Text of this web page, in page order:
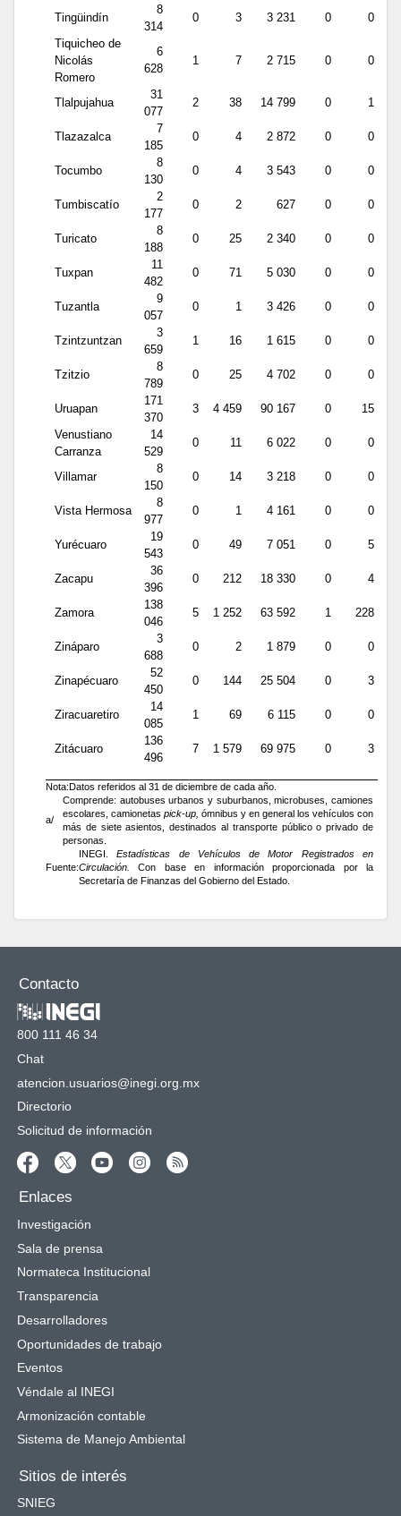
Tingüindín
8
314
0 3 3 231 0
0
Tiquicheo de
Nicolás
Romero
6
628
1 7 2 715 0 0
Tlalpujahua
31
077
2 38 14 799 0 1
Tlazazalca
7
185
0 4 2 872 0 0
Tocumbo
8
130
0 4 3 543 0 0
Tumbiscatío
2
177
0 2 627 0 0
Turicato
8
188
0 25 2 340 0 0
Tuxpan
11
482
0 71 5 030 0 0
Tuzantla
9
057
0 1 3 426 0 0
Tzintzuntzan
3
659
1 16 1 615 0 0
Tzitzio
8
789
0 25 4 702 0 0
Uruapan
171
370
3 4 459 90 167 0
15
Venustiano
Carranza
14
529
0 11 6 022 0 0
Villamar
8
150
0 14 3 218 0 0
Vista Hermosa
8
977
0 1 4 161 0 0
Yurécuaro
19
543
0 49 7 051 0 5
Zacapu
36
396
0 212 18 330 0 4
Zamora
138
046
5 1 252 63 592 1 228
Zináparo
3
688
0 2 1 879 0 0
Zinapécuaro
52
450
0 144 25 504 0 3
Ziracuaretiro
14
085
1 69 6 115 0 0
Zitácuaro
136
496
7 1 579 69 975 0 3
Nota:Datos referidos al 31 de diciembre de cada año.
a/
Comprende: autobuses urbanos y suburbanos, microbuses, camiones
escolares, camionetas pick-up, ómnibus y en general los vehículos con
más de siete asientos, destinados al transporte público o privado de
personas.
Fuente:
INEGI.Estadísticas de Vehículos de Motor Registrados en
Circulación.
Con base en información proporcionada por la
Secretaría de Finanzas del Gobierno del Estado.
Contacto
800 111 46 34
Chat
atencion.usuarios@inegi.org.mx
Directorio
Solicitud de información
Enlaces
Investigación
Sala de prensa
Normateca Institucional
Transparencia
Desarrolladores
Oportunidades de trabajo
Eventos
Véndale al INEGI
Armonización contable
Sistema de Manejo Ambiental
Sitios de interés
SNIEG